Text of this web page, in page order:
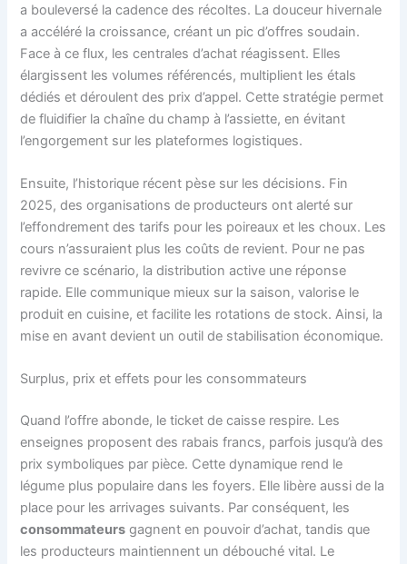
a bouleversé la cadence des récoltes. La douceur hivernale
a accéléré la croissance, créant un pic d’offres soudain.
Face à ce flux, les centrales d’achat réagissent. Elles
élargissent les volumes référencés, multiplient les étals
dédiés et déroulent des prix d’appel. Cette stratégie permet
de fluidifier la chaîne du champ à l’assiette, en évitant
l’engorgement sur les plateformes logistiques.
Ensuite, l’historique récent pèse sur les décisions. Fin
2025, des organisations de producteurs ont alerté sur
l’effondrement des tarifs pour les poireaux et les choux. Les
cours n’assuraient plus les coûts de revient. Pour ne pas
revivre ce scénario, la distribution active une réponse
rapide. Elle communique mieux sur la saison, valorise le
produit en cuisine, et facilite les rotations de stock. Ainsi, la
mise en avant devient un outil de stabilisation économique.
Surplus, prix et effets pour les consommateurs
Quand l’offre abonde, le ticket de caisse respire. Les
enseignes proposent des rabais francs, parfois jusqu’à des
prix symboliques par pièce. Cette dynamique rend le
légume plus populaire dans les foyers. Elle libère aussi de la
place pour les arrivages suivants. Par conséquent, les
consommateurs gagnent en pouvoir d’achat, tandis que
les producteurs maintiennent un débouché vital. Le